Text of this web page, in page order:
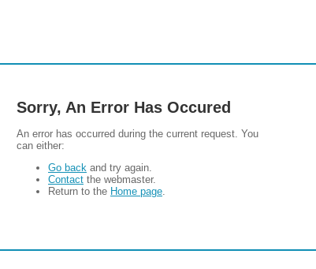
Sorry, An Error Has Occured
An error has occurred during the current request. You
can either:
Go back and try again.
Contact the webmaster.
Return to the Home page